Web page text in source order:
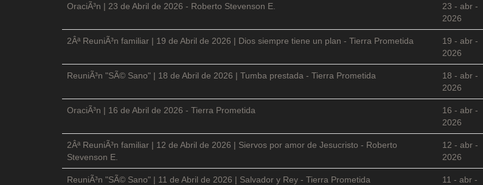
OraciÃ³n | 23 de Abril de 2026 - Roberto Stevenson E.
23 - abr -
2026
2Âª ReuniÃ³n familiar | 19 de Abril de 2026 | Dios siempre tiene un plan - Tierra Prometida
19 - abr -
2026
ReuniÃ³n "SÃ© Sano" | 18 de Abril de 2026 | Tumba prestada - Tierra Prometida
18 - abr -
2026
OraciÃ³n | 16 de Abril de 2026 - Tierra Prometida
16 - abr -
2026
2Âª ReuniÃ³n familiar | 12 de Abril de 2026 | Siervos por amor de Jesucristo - Roberto
Stevenson E.
12 - abr -
2026
ReuniÃ³n "SÃ© Sano" | 11 de Abril de 2026 | Salvador y Rey - Tierra Prometida
11 - abr -